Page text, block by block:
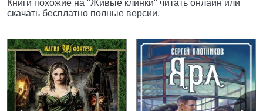
Книги похожие на "Живые клинки" читать онлайн или
скачать бесплатно полные версии.